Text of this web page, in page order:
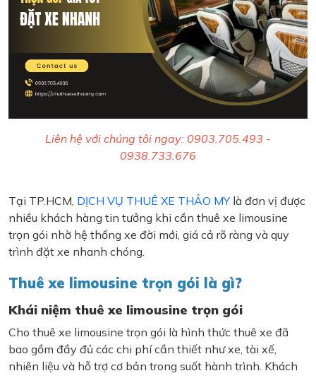
Liên hệ với chúng tôi ngay: 0903.705.493 -
0938.733.676
Tại TP.HCM, DỊCH VỤ THUÊ XE THẢO MYlà đơn vị được
nhiều khách hàng tin tưởng khi cần thuê xe limousine
trọn gói nhờ hệ thống xe đời mới, giá cả rõ ràng và quy
trình đặt xe nhanh chóng.
Thuê xe limousine trọn gói là gì?
Khái niệm thuê xe limousine trọn gói
Cho thuê xe limousine trọn gói là hình thức thuê xe đã
bao gồm đầy đủ các chi phí cần thiết như xe, tài xế,
nhiên liệu và hỗ trợ cơ bản trong suốt hành trình. Khách